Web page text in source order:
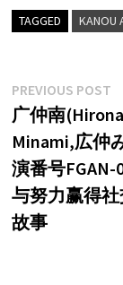
TAGGED KANOU
文
章
导
航
PREVIOUS POST
广仲南
Minami,広仲
演番号FGAN-
与努力赢得
故事